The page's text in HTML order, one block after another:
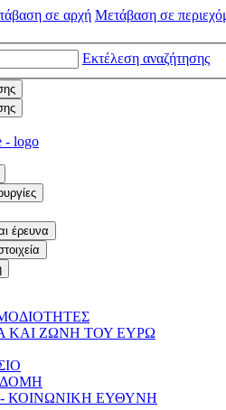
σε αρχή Μετάβαση σε
Εκτέλεση αναζήτησης
έρευνα
ΚΑΙ ΖΩΝΗ ΤΟΥ ΕΥΡΩ
ΔΟΜΗ
ΚΟΙΝΩΝΙΚΗ ΕΥΘΥΝΗ